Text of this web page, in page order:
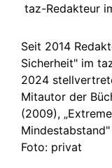
taz-Redakteur
Seit 2014
Sicherheit" im
2024
Mitautor der
(2009),
Foto: privat